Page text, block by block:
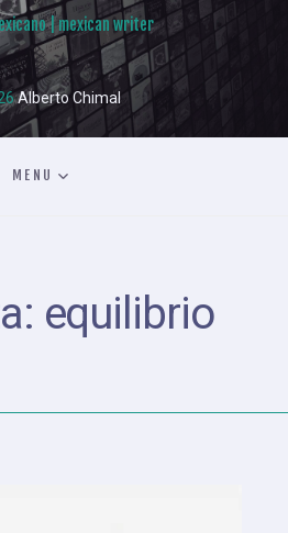
| mexican writer
Alberto Chimal
MENU
equilibrio